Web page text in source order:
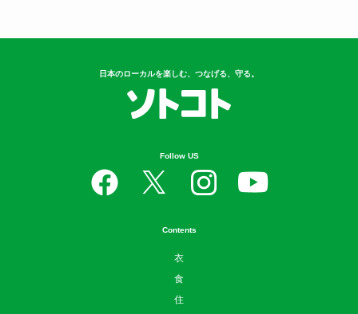
日本のローカルを楽しむ、つなげる、守る。
Follow US
Contents
衣
食
住